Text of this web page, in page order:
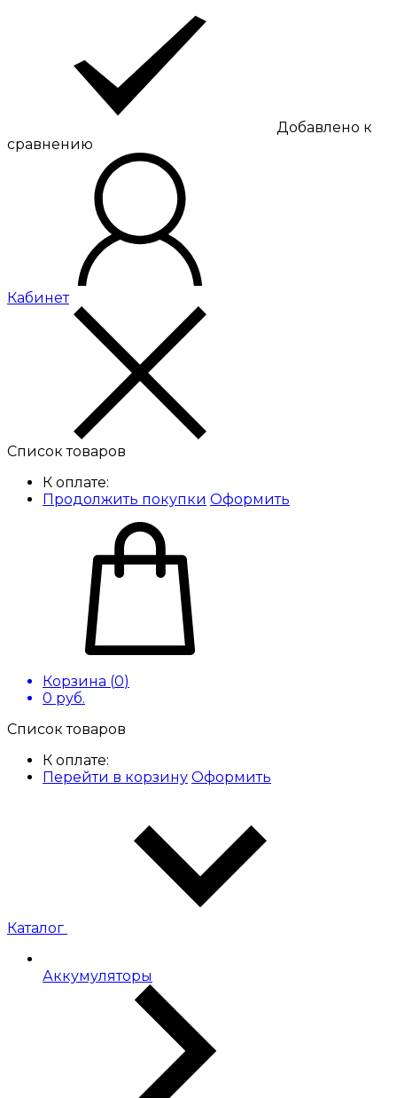
Добавлено к
сравнению
Кабинет
Список товаров
К оплате:
Продолжить покупки Оформить
Корзина (0)
0 руб.
Список товаров
К оплате:
Перейти в корзину Оформить
Каталог
Аккумуляторы